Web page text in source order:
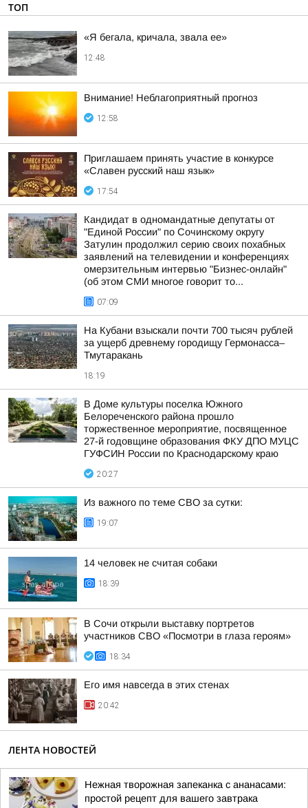
ТОП
«Я бегала, кричала, звала ее»
12:48
Внимание! Неблагоприятный прогноз
12:58
Приглашаем принять участие в конкурсе
«Славен русский наш язык»
17:54
Кандидат в одномандатные депутаты от
"Единой России" по Сочинскому округу
Затулин продолжил серию своих похабных
заявлений на телевидении и конференциях
омерзительным интервью "Бизнес-онлайн"
(об этом СМИ многое говорит то...
07:09
На Кубани взыскали почти 700 тысяч рублей
за ущерб древнему городищу Гермонасса–
Тмутаракань
18:19
В Доме культуры поселка Южного
Белореченского района прошло
торжественное мероприятие, посвященное
27-й годовщине образования ФКУ ДПО МУЦС
ГУФСИН России по Краснодарскому краю
20:27
Из важного по теме СВО за сутки:
19:07
14 человек не считая собаки
18:39
В Сочи открыли выставку портретов
участников СВО «Посмотри в глаза героям»
18:34
Его имя навсегда в этих стенах
20:42
ЛЕНТА НОВОСТЕЙ
Нежная творожная запеканка с ананасами:
простой рецепт для вашего завтрака